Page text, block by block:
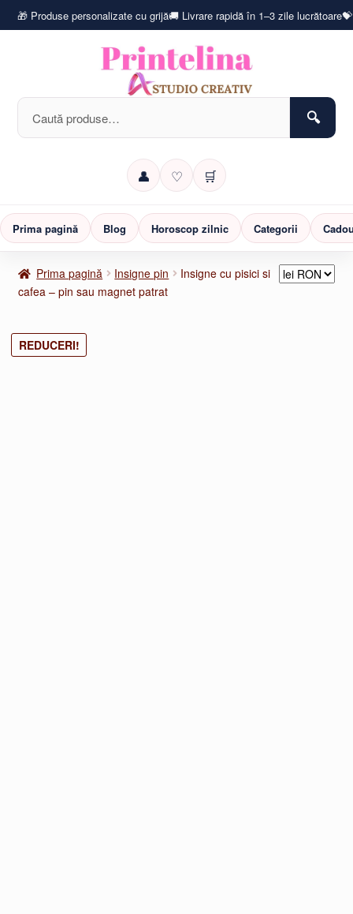
🎁 Produse personalizate cu grijă🚚 Livrare rapidă în 1–3 zile lucrătoare
Caută
după:
👤 ♡ 🛒
Prima pagină Blog Horoscop zilnic Categorii
Prima pagină Insigne pin
Insigne cu pisici si
cafea – pin sau magnet patrat
REDUCERI!